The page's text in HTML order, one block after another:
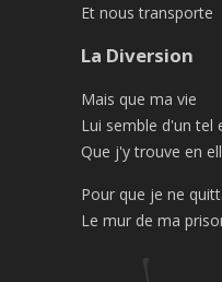
Et nous transporte
La Diversion
Mais que ma vie
Lui semble d'un tel
Que j'y trouve en
Pour que je ne
Le mur de ma